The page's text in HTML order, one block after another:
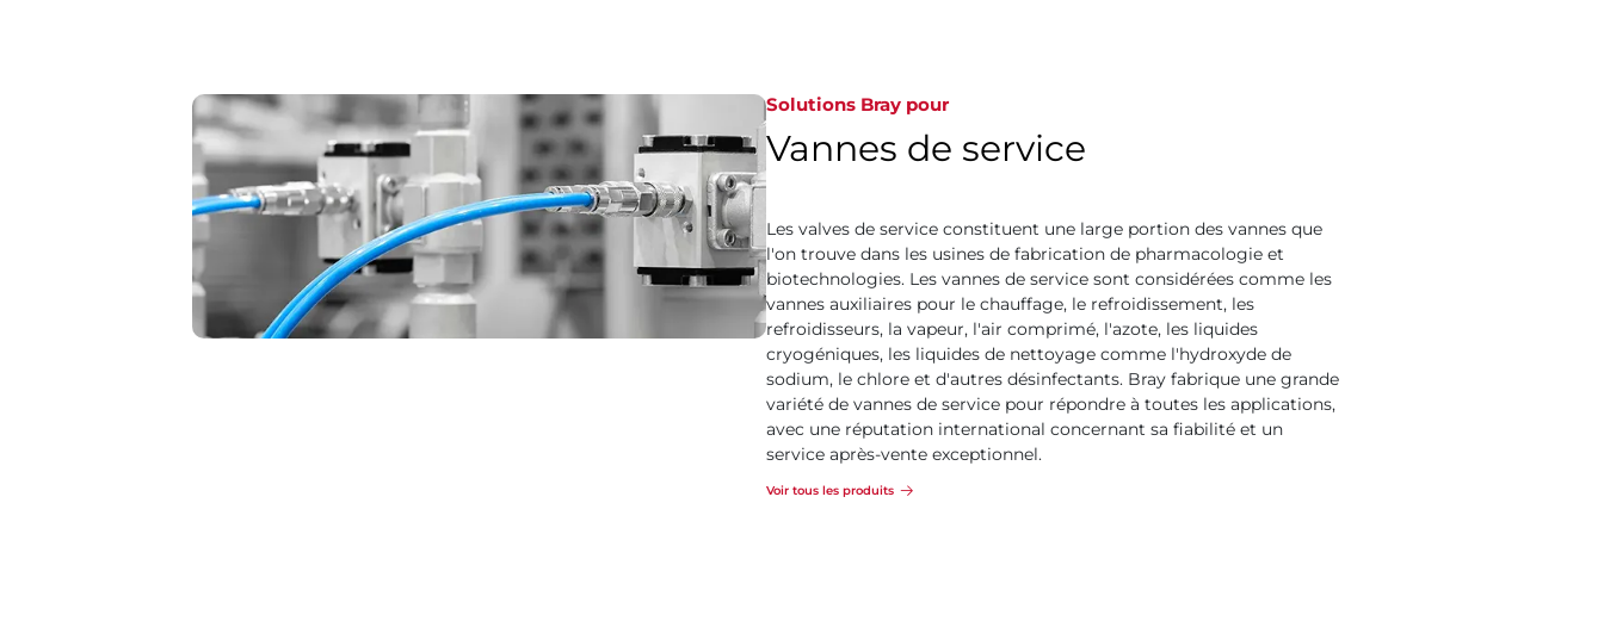
Solutions Bray pour
Vannes de service
Les valves de service constituent une large portion des vannes que
l'on trouve dans les usines de fabrication de pharmacologie et
biotechnologies. Les vannes de service sont considérées comme les
vannes auxiliaires pour le chauffage, le refroidissement, les
refroidisseurs, la vapeur, l'air comprimé, l'azote, les liquides
cryogéniques, les liquides de nettoyage comme l'hydroxyde de
sodium, le chlore et d'autres désinfectants. Bray fabrique une grande
variété de vannes de service pour répondre à toutes les applications,
avec une réputation international concernant sa fiabilité et un
service après-vente exceptionnel.
Voir tous les produits